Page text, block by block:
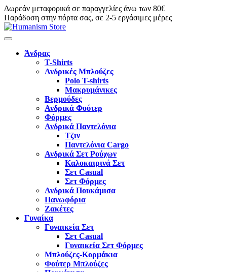
Δωρεάν μεταφορικά σε παραγγελίες άνω των 80€
Παράδοση στην πόρτα σας, σε 2-5 εργάσιμες μέρες
Άνδρας
T-Shirts
Ανδρικές Μπλούζες
Polo T-shirts
Μακρυμάνικες
Βερμούδες
Ανδρικά Φούτερ
Φόρμες
Ανδρικά Παντελόνια
Τζιν
Παντελόνια Cargo
Ανδρικά Σετ Ρούχων
Καλοκαιρινά Σετ
Σετ Casual
Σετ Φόρμες
Ανδρικά Πουκάμισα
Πανωφόρια
Ζακέτες
Γυναίκα
Γυναικεία Σετ
Σετ Casual
Γυναικεία Σετ Φόρμες
Μπλούζες-Κορμάκια
Φούτερ Μπλούζες